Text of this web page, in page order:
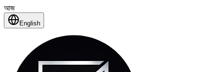
আজ
English